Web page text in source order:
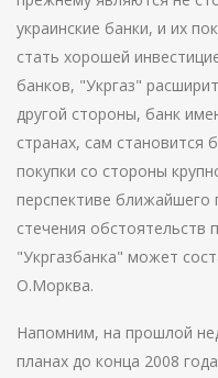
украинские банки, и их
стать хорошей
банков, "Укргаз"
другой стороны, банк
странах, сам становится
покупки со стороны
перспективе ближайшего
стечения обстоятельств
"Укргазбанка" может
О.Морква.
Напомним, на прошлой
планах до конца 2008